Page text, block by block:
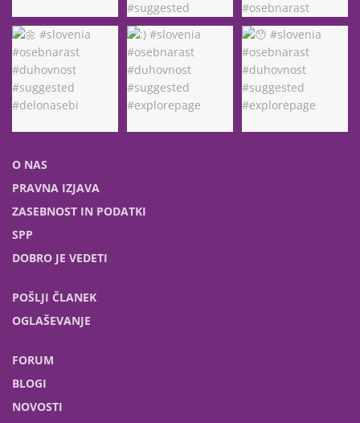
O NAS
PRAVNA IZJAVA
ZASEBNOST IN PODATKI
SPP
DOBRO JE VEDETI
POŠLJI ČLANEK
OGLAŠEVANJE
FORUM
BLOGI
NOVOSTI